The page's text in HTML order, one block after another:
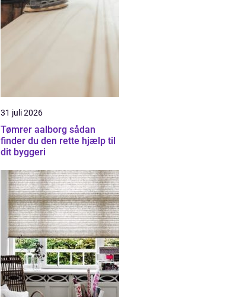
31 juli 2026
Tømrer aalborg sådan
finder du den rette hjælp til
dit byggeri